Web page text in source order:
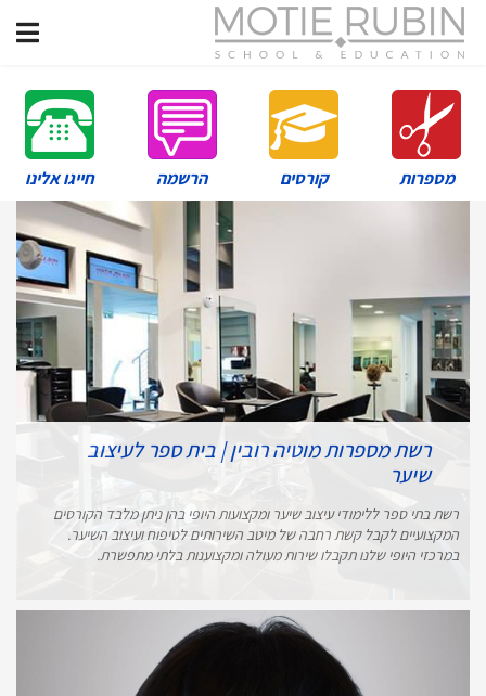
מספרות קורסים הרשמה חייגו אלינו
רשת מספרות מוטיה רובין | בית ספר לעיצוב
שיער
רשת בתי ספר ללימודי עיצוב שיער ומקצועות היופי בהן ניתן מלבד הקורסים
המקצועיים לקבל קשת רחבה של מיטב השירותים לטיפוח ועיצוב השיער.
במרכזי היופי שלנו תקבלו שירות מעולה ומקצוענות בלתי מתפשרת.